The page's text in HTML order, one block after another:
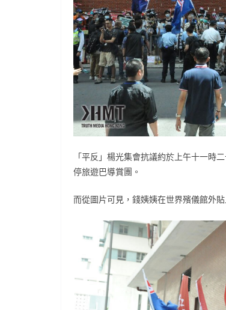
「平反」楊光集會抗議約於上午十一時
停旅遊巴導賞團。
而從圖片可見，錢姨姨在世界殯儀館外